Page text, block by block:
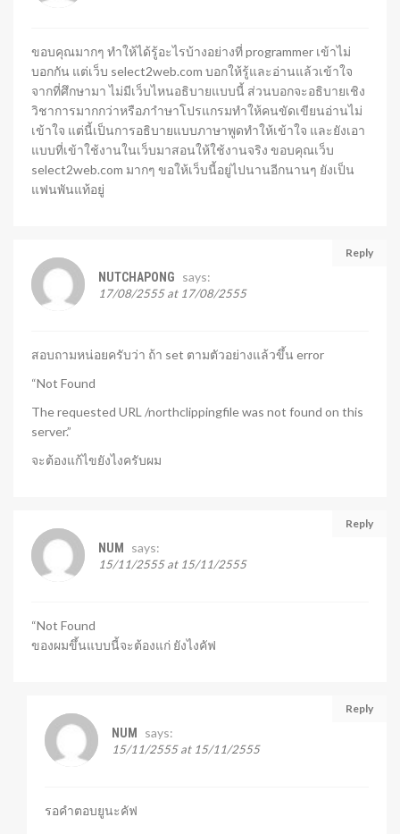
ขอบคุณมากๆ ทำให้ได้รู้อะไรบ้างอย่างที่ programmer เข้าไม่
บอกกัน แต่เว็บ select2web.com บอกให้รู้และอ่านแล้วเข้าใจ
จากที่ศึกษามา ไม่มีเว็บไหนอธิบายแบบนี้ ส่วนบอกจะอธิบายเชิง
วิชาการมากกว่าหรือภาำษาโปรแกรมทำให้คนขัดเขียนอ่านไม่
เข้าใจ แต่นี้เป็นการอธิบายแบบภาษาพูดทำให้เข้าใจ และยังเอา
แบบที่เข้าใช้งานในเว็บมาสอนให้ใช้งานจริง ขอบคุณเว็บ
select2web.com มากๆ ขอให้เว็บนี้อยู่ไปนานอีกนานๆ ยังเป็น
แฟนพันแท้อยู่
Reply
NUTCHAPONG says:
17/08/2555 at 17/08/2555
สอบถามหน่อยครับว่า ถ้า set ตามตัวอย่างแล้วขึ้น error
“Not Found
The requested URL /northclippingfile was not found on this
server.”
จะต้องแก้ไขยังไงครับผม
Reply
NUM says:
15/11/2555 at 15/11/2555
“Not Found
ของผมขึ้นแบบนี้จะต้องแก่ ยังไงคัฟ
Reply
NUM says:
15/11/2555 at 15/11/2555
รอคำตอบยูนะคัฟ